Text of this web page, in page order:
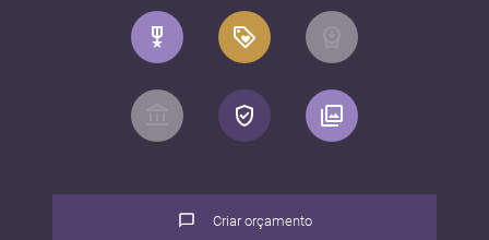
Criar orçamento